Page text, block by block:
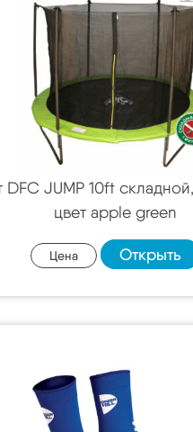
DFC JUMP 10ft
цвет apple green
Цена Открыть